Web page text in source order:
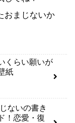
おまじないか
くらい願いが
紙
ないの書き
！恋愛・復